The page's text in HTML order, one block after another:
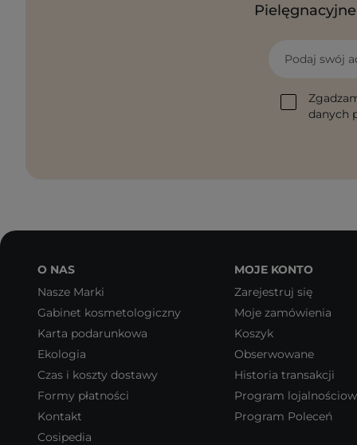
Podaj swój
danych
O NAS
Nasze Marki
Gabinet kosmetologiczny
Karta podarunkowa
Ekologia
Czas i koszty dostawy
Formy płatności
Kontakt
Cosipedia
MOJE KONTO
Zarejestruj się
Moje zamówienia
Koszyk
Obserwowane
Historia transakcji
Program
Program Poleceń